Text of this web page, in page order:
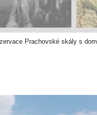
Prachovské skály s